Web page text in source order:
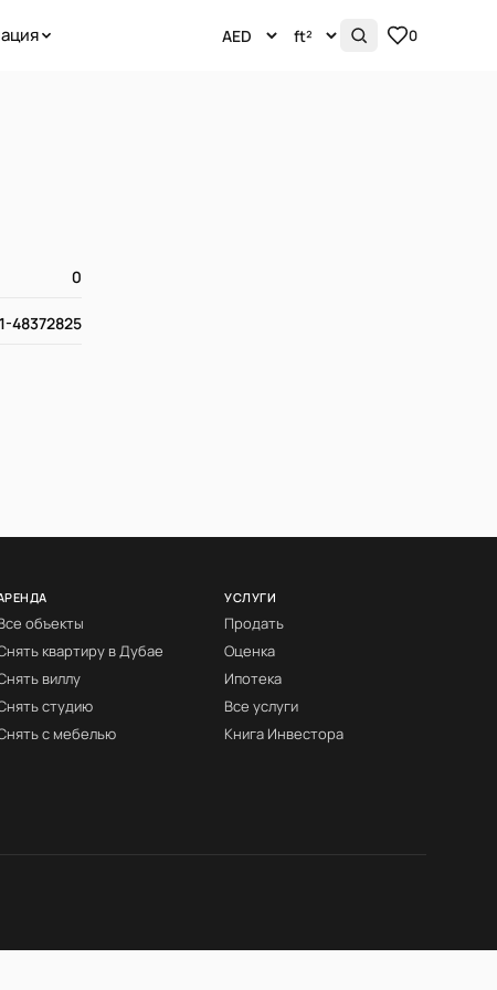
0
0
48372825
объекты
квартиру в Дубае
виллу
студию
с мебелью
УСЛУГИ
Продать
Оценка
Ипотека
Все услуги
Книга Инвестора